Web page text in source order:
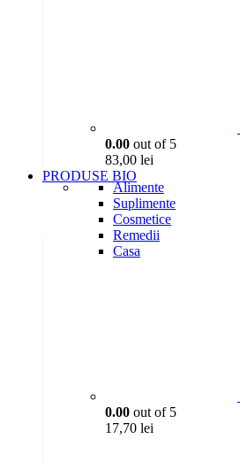
0.00 out of 5
83,00 lei
PRODUSE BIO
Alimente
Suplimente
Cosmetice
Remedii
Casa
0.00 out of 5
17,70 lei